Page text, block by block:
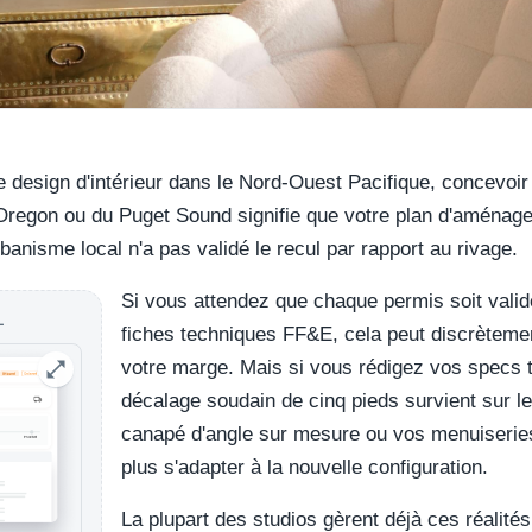
design d'intérieur dans le Nord-Ouest Pacifique,
ou du Puget Sound signifie que votre plan
local n'a pas validé le recul par rapport au rivage.
Si vous attendez que chaque permis soit
fiches techniques FF&E, cela peut
votre marge. Mais si vous rédigez vos
décalage soudain de cinq pieds survient sur
canapé d'angle sur mesure ou vos
plus s'adapter à la nouvelle configuration.
La plupart des studios gèrent déjà ces